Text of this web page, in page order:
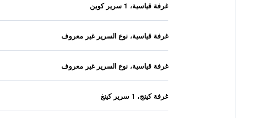
غرفة قياسية، 1 سرير كوين
غرفة قياسية، نوع السرير غير معروف
غرفة قياسية، نوع السرير غير معروف
غرفة كينج، 1 سرير كينغ